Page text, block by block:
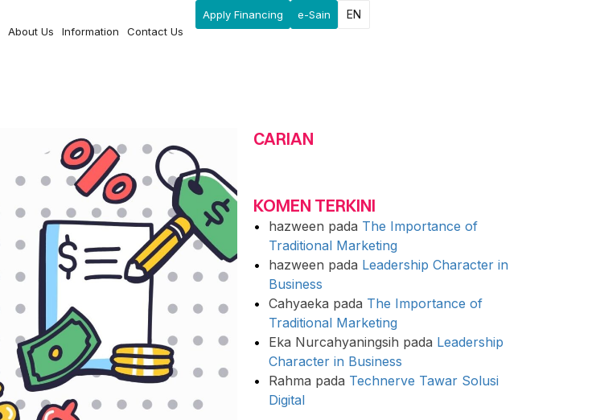
About Us Information Contact Us
Apply Financing e-Sain EN
CARIAN
KOMEN TERKINI
hazween pada The Importance of
Traditional Marketing
hazween pada Leadership Character in
Business
Cahyaeka pada The Importance of
Traditional Marketing
Eka Nurcahyaningsih pada Leadership
Character in Business
Rahma pada Technerve Tawar Solusi
Digital